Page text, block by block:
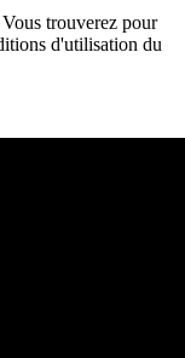
trouverez pour
d'utilisation du